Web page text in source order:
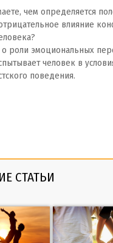
чем определяется
влияние
роли эмоциональных
человек в
поведения.
СТАТЬИ